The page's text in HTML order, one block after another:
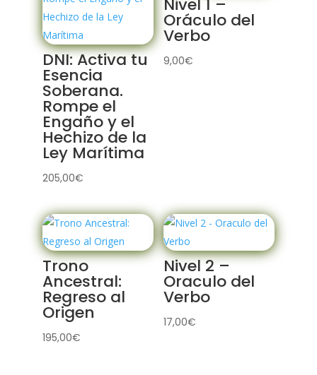
DNI: Activa tu
Esencia
Soberana.
Rompe el
Engaño y el
Hechizo de la
Ley Marítima
205,00€
Nivel 1 –
Oráculo del
Verbo
9,00€
Trono
Ancestral:
Regreso al
Origen
195,00€
Nivel 2 –
Oraculo del
Verbo
17,00€